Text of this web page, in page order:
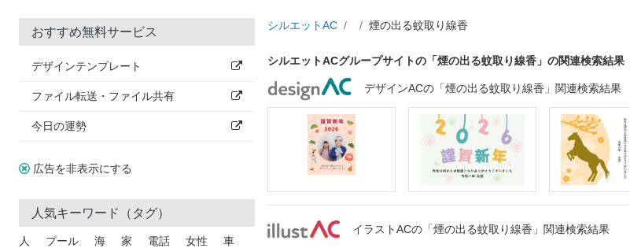
おすすめ無料サービス
デザインテンプレート
ファイル転送・ファイル共有
今日の運勢
広告を非表示にする
人気キーワード（タグ）
人 プール 海 家 電話 女性 車
シルエットAC 煙の出る蚊取り線香
シルエットACグループサイトの「煙の出る蚊取り線香」の関連検索結果
デザインACの「煙の出る蚊取り線香」関連検索結果
イラストACの「煙の出る蚊取り線香」関連検索結果